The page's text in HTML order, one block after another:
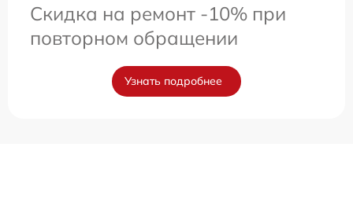
Скидка на ремонт -10% при
повторном обращении
Узнать подробнее